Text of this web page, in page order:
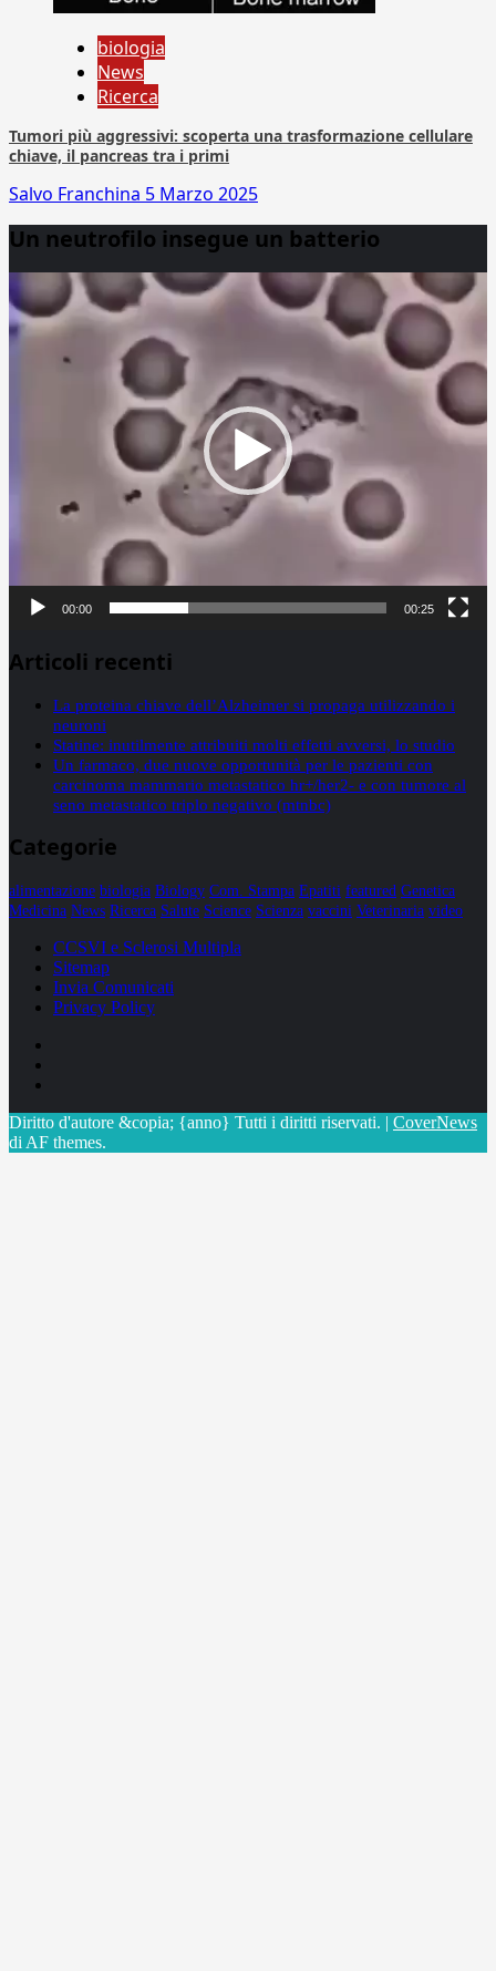
biologia
News
Ricerca
Tumori più aggressivi: scoperta una trasformazione cellulare
chiave, il pancreas tra i primi
Salvo Franchina 5 Marzo 2025
Un neutrofilo insegue un batterio
Player
00:00 00:25
Articoli recenti
La proteina chiave dell’Alzheimer si propaga utilizzando i
neuroni
Statine: inutilmente attribuiti molti effetti avversi, lo studio
Un farmaco, due nuove opportunità per le pazienti con
carcinoma mammario metastatico hr+/her2- e con tumore al
seno metastatico triplo negativo (mtnbc)
Categorie
alimentazione biologia Biology Com. Stampa Epatiti featured Genetica
Medicina News Ricerca Salute Science Scienza vaccini Veterinaria video
CCSVI e Sclerosi Multipla
Sitemap
Invia Comunicati
Privacy Policy
Diritto d'autore &copia; {anno} Tutti i diritti riservati. | CoverNews
di AF themes.